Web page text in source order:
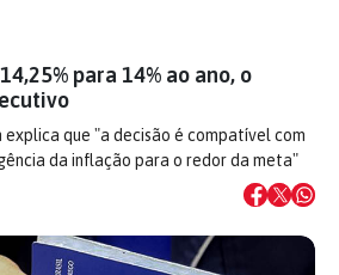
para 14% ao ano, o
explica que "a decisão é compatível com
da inflação para o redor da meta"